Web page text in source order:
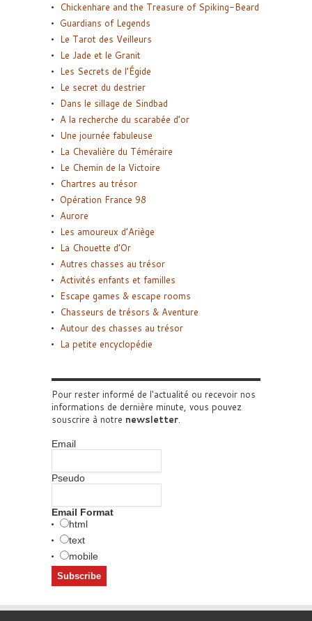
Chickenhare and the Treasure of Spiking-Beard
Guardians of Legends
Le Tarot des Veilleurs
Le Jade et le Granit
Les Secrets de l’Égide
Le secret du destrier
Dans le sillage de Sindbad
A la recherche du scarabée d’or
Une journée fabuleuse
La Chevalière du Téméraire
Le Chemin de la Victoire
Chartres au trésor
Opération France 98
Aurore
Les amoureux d’Ariège
La Chouette d’Or
Autres chasses au trésor
Activités enfants et familles
Escape games & escape rooms
Chasseurs de trésors & Aventure
Autour des chasses au trésor
La petite encyclopédie
Pour rester informé de l'actualité ou recevoir nos
informations de dernière minute, vous pouvez
souscrire à notre newsletter.
Email
Pseudo
Email Format
html
text
mobile